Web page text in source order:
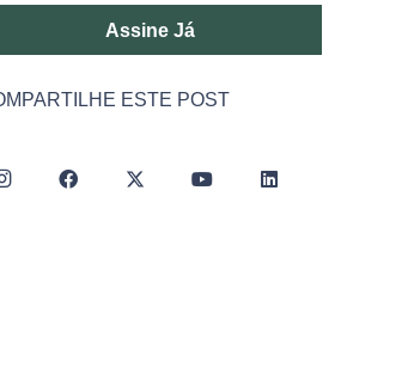
Assine Já
ESTE POST